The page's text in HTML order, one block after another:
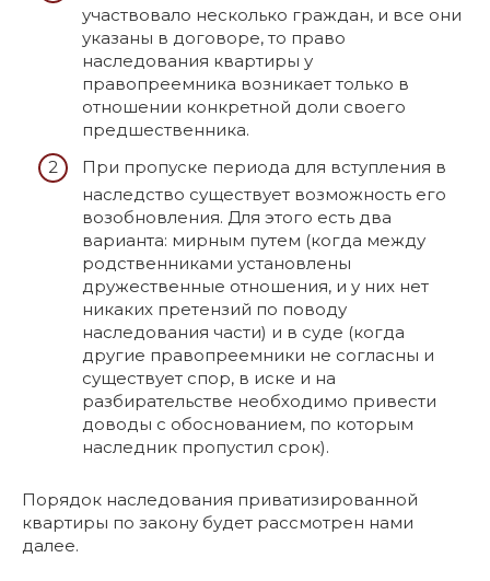
участвовало несколько граждан, и все они
указаны в договоре, то право
наследования квартиры у
правопреемника возникает только в
отношении конкретной доли своего
предшественника.
При пропуске периода для вступления в
наследство существует возможность его
возобновления. Для этого есть два
варианта: мирным путем (когда между
родственниками установлены
дружественные отношения, и у них нет
никаких претензий по поводу
наследования части) и в суде (когда
другие правопреемники не согласны и
существует спор, в иске и на
разбирательстве необходимо привести
доводы с обоснованием, по которым
наследник пропустил срок).
Порядок наследования приватизированной
квартиры по закону будет рассмотрен нами
далее.